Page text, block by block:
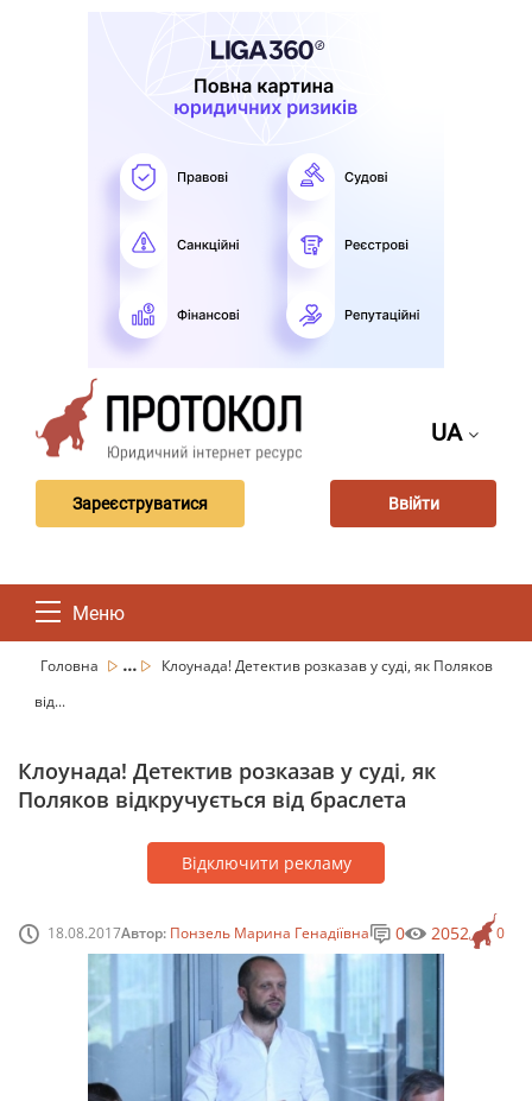
UA
Зареєструватися Ввійти
Меню
Головна ...
Клоунада! Детектив розказав у суді, як Поляков
від...
Клоунада! Детектив розказав у суді, як
Поляков відкручується від браслета
Відключити рекламу
18.08.2017Автор: Понзель Марина Генадіївна 0
0 2052